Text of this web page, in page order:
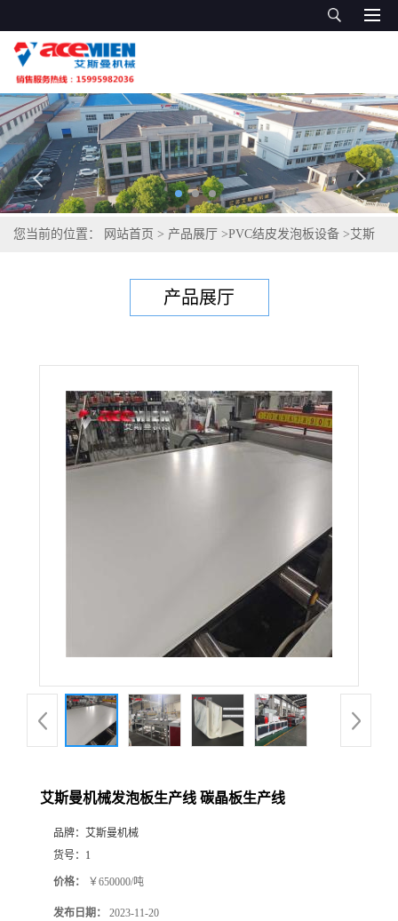
您当前的位置： 网站首页 > 产品展厅 >PVC结皮发泡板设备 >艾斯
产品展厅
艾斯曼机械发泡板生产线 碳晶板生产线
品牌： 艾斯曼机械
货号： 1
价格： ￥650000/吨
发布日期： 2023-11-20